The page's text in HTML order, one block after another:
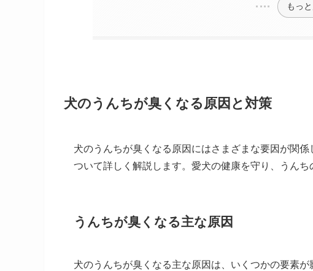
もっ
犬のうんちが臭くなる原因と対策
犬のうんちが臭くなる原因にはさまざまな要因が関
ついて詳しく解説します。愛犬の健康を守り、うん
うんちが臭くなる主な原因
犬のうんちが臭くなる主な原因は、いくつかの要素